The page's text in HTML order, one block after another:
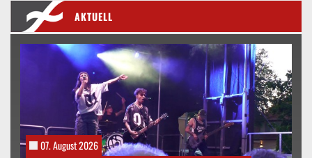
AKTUELL
07. August 2026